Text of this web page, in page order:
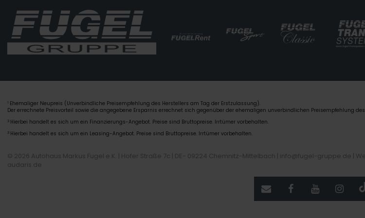
1 Ehemaliger Neupreis (Unverbindliche Preisempfehlung des Herstellers am Tag der Erstzulassung).
Der errechnete Preisvorteil sowie die angegebene Ersparnis errechnet sich gegenüber der ehemaligen unverbindlichen Preisempfehlung
2 Hierbei handelt es sich um ein Finanzierungs-Angebot. Preise sind Bruttopreise. Irrtümer vorbehalten.
3 Hierbei handelt es sich um ein Leasing-Angebot. Preise sind Bruttopreise. Irrtümer vorbehalten.
© 2026 Autohaus Markus Fugel e.K. | Hofer Straße 7c | DE- 09224 Chemnitz-Mittelbach | info@fugel-gruppe.de |
audaris.de